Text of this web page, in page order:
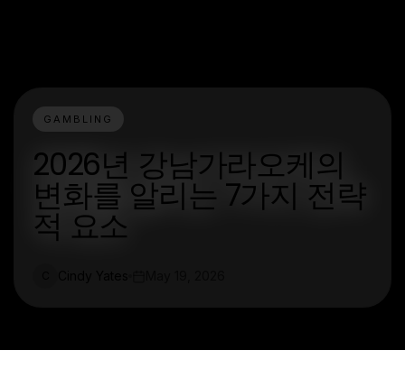
GAMBLING
2026년 강남가라오케의
변화를 알리는 7가지 전략
적 요소